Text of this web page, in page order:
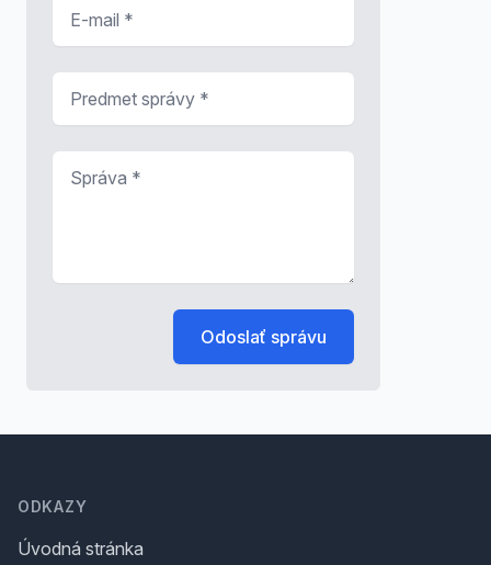
Odoslať správu
ODKAZY
Úvodná stránka